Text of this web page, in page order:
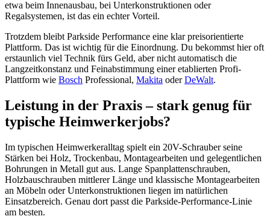
etwa beim Innenausbau, bei Unterkonstruktionen oder
Regalsystemen, ist das ein echter Vorteil.
Trotzdem bleibt Parkside Performance eine klar preisorientierte
Plattform. Das ist wichtig für die Einordnung. Du bekommst hier oft
erstaunlich viel Technik fürs Geld, aber nicht automatisch die
Langzeitkonstanz und Feinabstimmung einer etablierten Profi-
Plattform wie Bosch Professional, Makita oderDeWalt.
Leistung in der Praxis – stark genug für
typische Heimwerkerjobs?
Im typischen Heimwerkeralltag spielt ein 20V-Schrauber seine
Stärken bei Holz, Trockenbau, Montagearbeiten und gelegentlichen
Bohrungen in Metall gut aus. Lange Spanplattenschrauben,
Holzbauschrauben mittlerer Länge und klassische Montagearbeiten
an Möbeln oder Unterkonstruktionen liegen im natürlichen
Einsatzbereich. Genau dort passt die Parkside-Performance-Linie
am besten.